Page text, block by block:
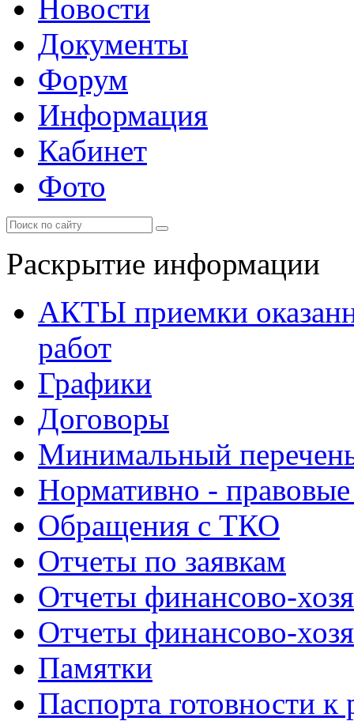
Новости
Документы
Форум
Информация
Кабинет
Фото
Раскрытие информации
АКТЫ приемки
работ
Графики
Договоры
Минимальный
Нормативно -
Обращения с ТКО
Отчеты по заявкам
Отчеты финансово-
Отчеты финансово-
Памятки
Паспорта готовности